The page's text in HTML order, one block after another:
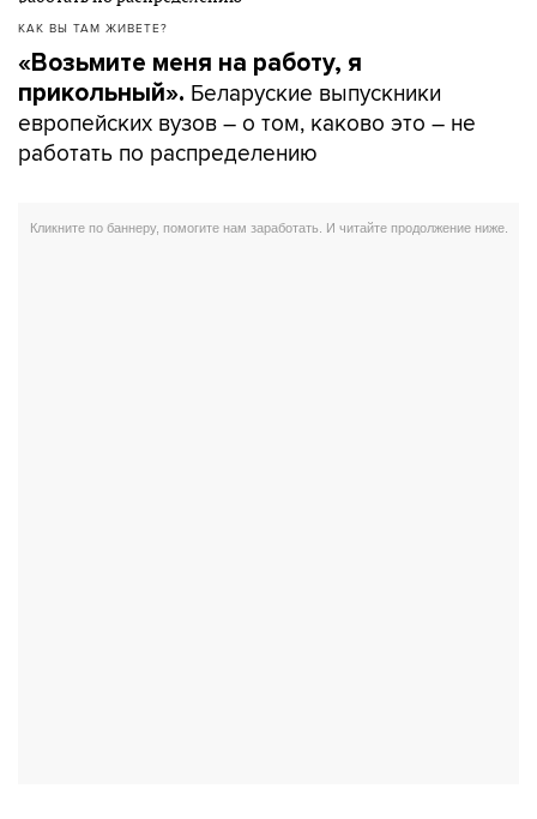
КАК ВЫ ТАМ ЖИВЕТЕ?
«Возьмите меня на работу, я
прикольный». Беларуские выпускники
европейских вузов – о том, каково это – не
работать по распределению